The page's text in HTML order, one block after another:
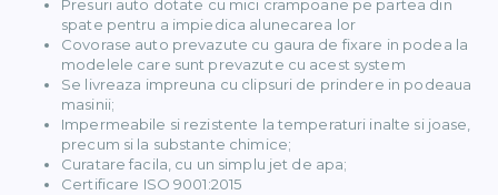
Presuri auto dotate cu mici crampoane pe partea din
spate pentru a impiedica alunecarea lor
Covorase auto prevazute cu gaura de fixare in podea la
modelele care sunt prevazute cu acest system
Se livreaza impreuna cu clipsuri de prindere in podeaua
masinii;
Impermeabile si rezistente la temperaturi inalte si joase,
precum si la substante chimice;
Curatare facila, cu un simplu jet de apa;
Certificare ISO 9001:2015